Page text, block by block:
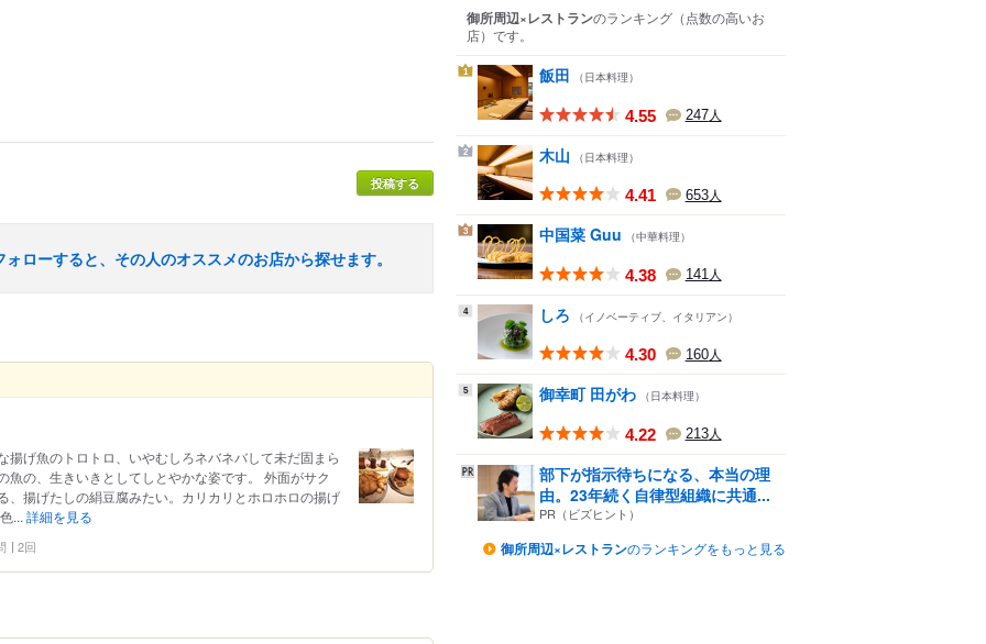
投稿する
ローすると、その人のオススメのお店から探せます。
揚げ魚のトロトロ、いやむしろネバネバして未だ固まら
魚の、生きいきとしてしとやかな姿です。 外面がサク
、揚げたしの絹豆腐みたい。カリカリとホロホロの揚げ
... 詳細を見る
2回
御所周辺×レストランのランキング （点数の高いお
店） です。
1 飯田 （日本料理）
4.55 247人
2 木山 （日本料理）
4.41 653人
3 中国菜 Guu （中華料理）
4.38 141人
4 しろ （イノベーティブ、イタリアン）
4.30 160人
5 御幸町 田がわ （日本料理）
4.22 213人
部下が指示待ちになる、本当の理
由。23年続く自律型組織に共通...
PR（ビズヒント）
御所周辺×レストランのランキングをもっと見る